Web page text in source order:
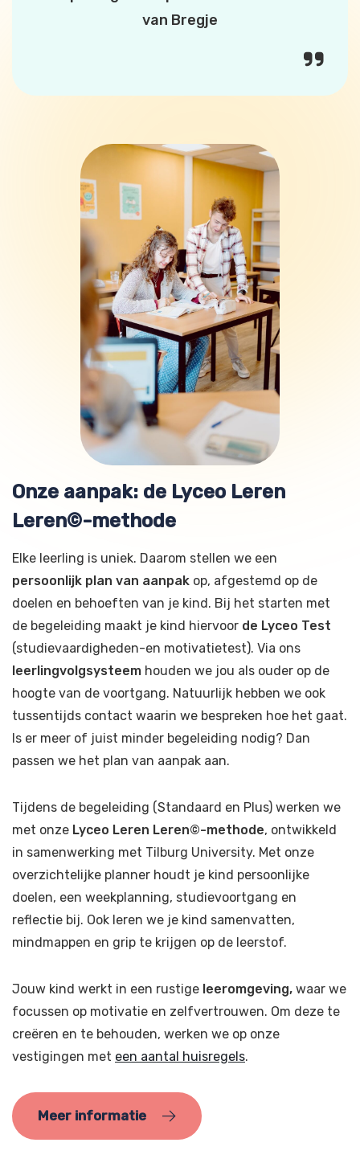
van Bregje
Onze aanpak: de Lyceo Leren
Leren©-methode
Elke leerling is uniek. Daarom stellen we een
persoonlijk plan van aanpak op, afgestemd op de
doelen en behoeften van je kind. Bij het starten met
de begeleiding maakt je kind hiervoor de Lyceo Test
(studievaardigheden-en motivatietest). Via ons
leerlingvolgsysteem houden we jou als ouder op de
hoogte van de voortgang. Natuurlijk hebben we ook
tussentijds contact waarin we bespreken hoe het gaat.
Is er meer of juist minder begeleiding nodig? Dan
passen we het plan van aanpak aan.
Tijdens de begeleiding (Standaard en Plus) werken we
met onze Lyceo Leren Leren©-methode, ontwikkeld
in samenwerking met Tilburg University. Met onze
overzichtelijke planner houdt je kind persoonlijke
doelen, een weekplanning, studievoortgang en
reflectie bij. Ook leren we je kind samenvatten,
mindmappen en grip te krijgen op de leerstof.
Jouw kind werkt in een rustige leeromgeving, waar we
focussen op motivatie en zelfvertrouwen. Om deze te
creëren en te behouden, werken we op onze
vestigingen met een aantal huisregels.
Meer informatie